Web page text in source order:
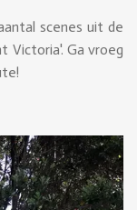
scenes uit de
Victoria'. Ga vroeg